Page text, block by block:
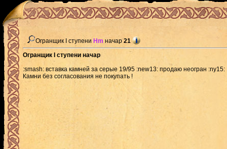
Огранщик I ступени Hm начар 21
Огранщик I ступени начар
:smash: вставка камней за серые 19/95 :new13: продаю неогран :ny15:
Камни без согласования не покупать !